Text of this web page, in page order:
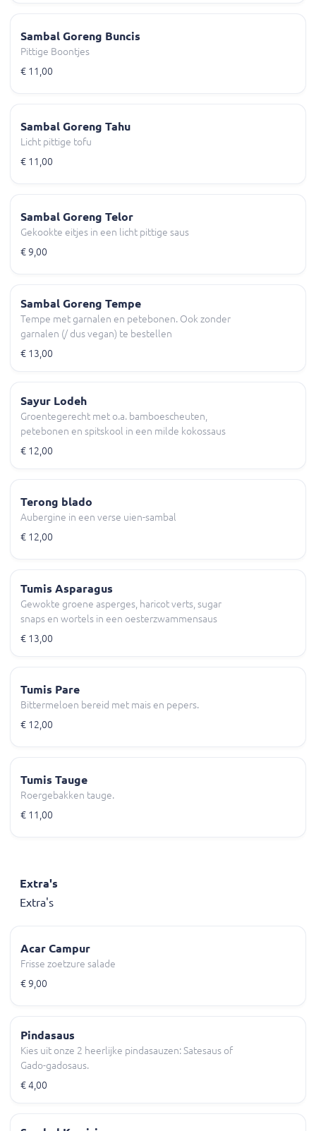
Sambal Goreng Buncis
Pittige Boontjes
€ 11,00
Sambal Goreng Tahu
Licht pittige tofu
€ 11,00
Sambal Goreng Telor
Gekookte eitjes in een licht pittige saus
€ 9,00
Sambal Goreng Tempe
Tempe met garnalen en petebonen. Ook zonder
garnalen (/ dus vegan) te bestellen
€ 13,00
Sayur Lodeh
Groentegerecht met o.a. bamboescheuten,
petebonen en spitskool in een milde kokossaus
€ 12,00
Terong blado
Aubergine in een verse uien-sambal
€ 12,00
Tumis Asparagus
Gewokte groene asperges, haricot verts, sugar
snaps en wortels in een oesterzwammensaus
€ 13,00
Tumis Pare
Bittermeloen bereid met mais en pepers.
€ 12,00
Tumis Tauge
Roergebakken tauge.
€ 11,00
Extra's
Extra's
Acar Campur
Frisse zoetzure salade
€ 9,00
Pindasaus
Kies uit onze 2 heerlijke pindasauzen: Satesaus of
Gado-gadosaus.
€ 4,00